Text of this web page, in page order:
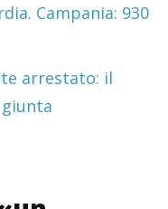
Campania: 930
arrestato: il
giunta